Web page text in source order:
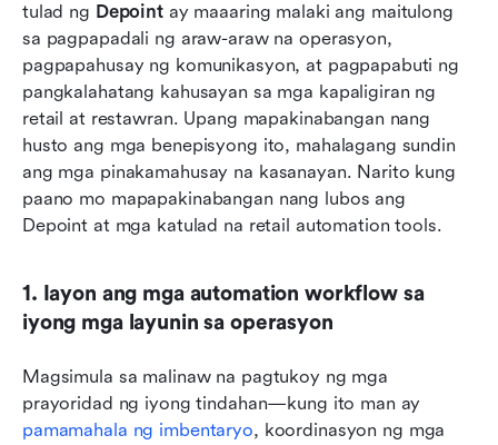
tulad ng Depoint ay maaaring malaki ang maitulong
sa pagpapadali ng araw-araw na operasyon,
pagpapahusay ng komunikasyon, at pagpapabuti ng
pangkalahatang kahusayan sa mga kapaligiran ng
retail at restawran. Upang mapakinabangan nang
husto ang mga benepisyong ito, mahalagang sundin
ang mga pinakamahusay na kasanayan. Narito kung
paano mo mapapakinabangan nang lubos ang
Depoint at mga katulad na retail automation tools.
1. Iayon ang mga automation workflow sa
iyong mga layunin sa operasyon
Magsimula sa malinaw na pagtukoy ng mga
pamamahala ng imbentaryo, koordinasyon ng mga